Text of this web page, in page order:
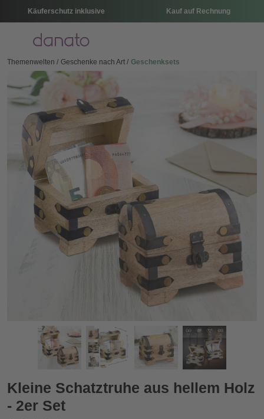
Käuferschutz inklusive Kauf auf Rechnung
Menü
Themenwelten Geschenke nach Art Geschenksets
Kleine Schatztruhe aus hellem Holz - 2er Set
Zurück
Kleine Schatztruhe aus hellem Holz
- 2er Set